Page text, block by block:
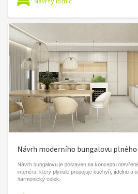
Návrh moderního bungalovu
Návrh bungalovu je postaven na konceptu
interiéru, který plynule propojuje kuchyň, jídelnu a
harmonický celek.